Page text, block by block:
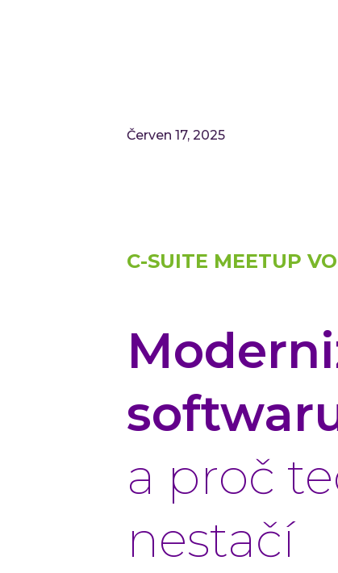
Červen 17, 2025
C-SUITE MEETUP
a proč
nestačí